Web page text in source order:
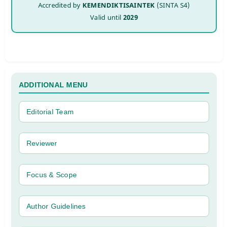
Accredited by KEMENDIKTISAINTEK (SINTA S4)
Valid until 2029
ADDITIONAL MENU
Editorial Team
Reviewer
Focus & Scope
Author Guidelines